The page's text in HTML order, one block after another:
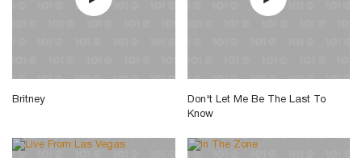
Britney
Don't Let Me Be The Last To
Know